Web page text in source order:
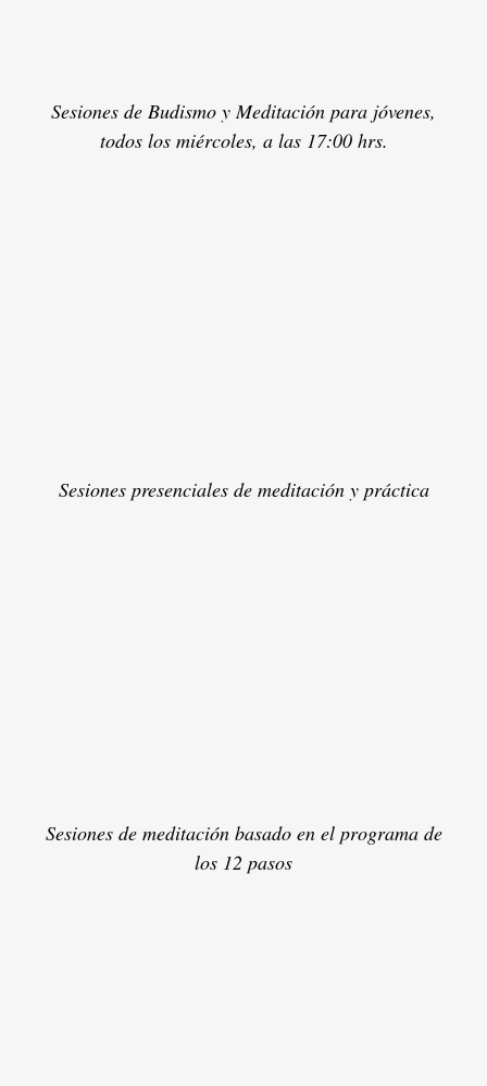
Sesiones de Budismo y Meditación para jóvenes,
todos los miércoles, a las 17:00 hrs.
Sesiones presenciales de meditación y práctica
Sesiones de meditación basado en el programa de
los 12 pasos